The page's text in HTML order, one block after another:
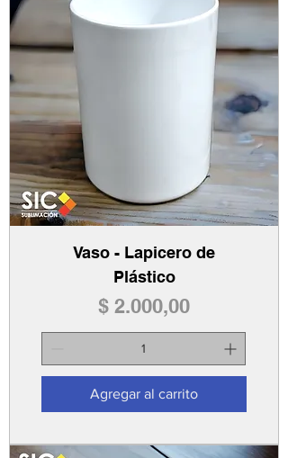
Vaso - Lapicero de
Plástico
Precio
$ 2.000,00
Agregar al carrito